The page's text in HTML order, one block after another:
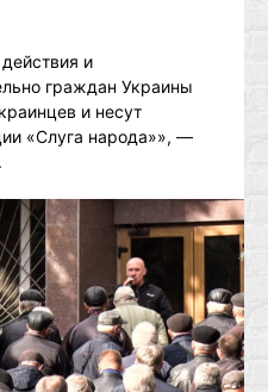
и
граждан Украины
и несут
«Слуга народа»», —